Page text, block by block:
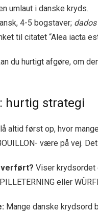
umlaut i danske kryds.
4-5 bogstaver; dados
til citatet “Alea iacta
du hurtigt afgøre, om
hurtig strategi
altid først op, hvor
være på vej.
Viser krydsordet
eller
Mange danske krydsord